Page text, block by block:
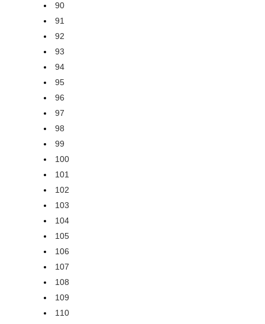
90
91
92
93
94
95
96
97
98
99
100
101
102
103
104
105
106
107
108
109
110